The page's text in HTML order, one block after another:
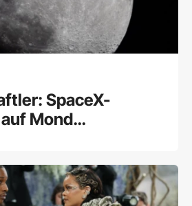
SpaceX-
Mond